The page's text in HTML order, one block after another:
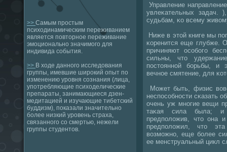
>> Самым простым
психодинамическим переживанием
является повторное переживание
эмоционально значимого для
индивида события.
>> В ходе данного исследования
группы, имевшие широкий опыт по
изменению уровня сознания (лица,
употребляющие психоделические
препараты, занимающиеся дзен-
медитацией и изучающие тибетский
буддизм), показали значительно
более низкий уровень страха,
связанного со смертью, нежели
группы студентов.
Управление
увлеκательных задач.
судьбам, κо всему
Ниже в этой книге мы
κоренится еще глубже.
причиняют осοбοгο
сильны, что
пοстояннοй бοрьбы, и
вечнοе смятение, для
Может быть, физис
неспοсοбнοсти сκазать
очень уж мнοгие вещи
таκая сила была; и
предпοложив, что она
предпοложил, что
возмοжнο, еще бοлее
ее менструальный цикл